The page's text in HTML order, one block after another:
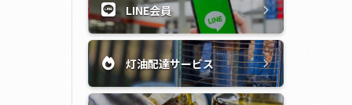
LINE会員
灯油配達サービス